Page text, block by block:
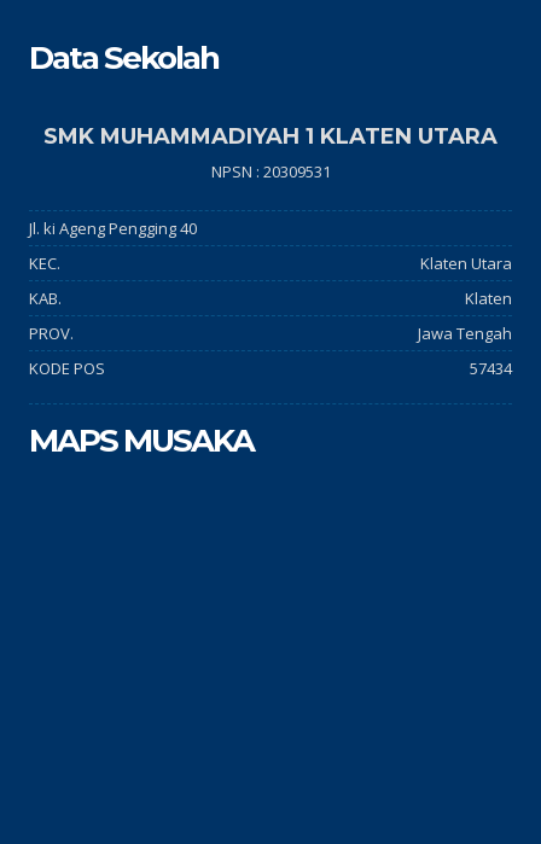
Data Sekolah
SMK MUHAMMADIYAH 1 KLATEN UTARA
NPSN : 20309531
Jl. ki Ageng Pengging 40
KEC.
Klaten Utara
KAB.
Klaten
PROV.
Jawa Tengah
KODE POS
57434
MAPS MUSAKA